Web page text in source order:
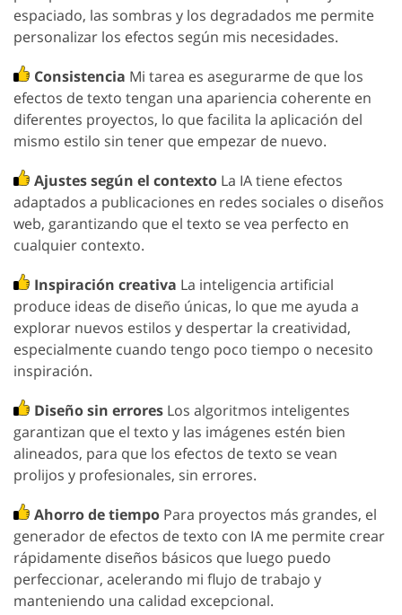
espaciado, las sombras y los degradados me permite
personalizar los efectos según mis necesidades.
Consistencia Mi tarea es asegurarme de que los
efectos de texto tengan una apariencia coherente en
diferentes proyectos, lo que facilita la aplicación del
mismo estilo sin tener que empezar de nuevo.
Ajustes según el contexto La IA tiene efectos
adaptados a publicaciones en redes sociales o diseños
web, garantizando que el texto se vea perfecto en
cualquier contexto.
Inspiración creativa La inteligencia artificial
produce ideas de diseño únicas, lo que me ayuda a
explorar nuevos estilos y despertar la creatividad,
especialmente cuando tengo poco tiempo o necesito
inspiración.
Diseño sin errores Los algoritmos inteligentes
garantizan que el texto y las imágenes estén bien
alineados, para que los efectos de texto se vean
prolijos y profesionales, sin errores.
Ahorro de tiempo Para proyectos más grandes, el
generador de efectos de texto con IA me permite crear
rápidamente diseños básicos que luego puedo
perfeccionar, acelerando mi flujo de trabajo y
manteniendo una calidad excepcional.